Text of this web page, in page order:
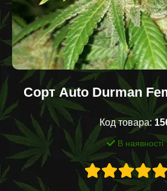
Сорт Auto Durman
Код товара:
В наявності